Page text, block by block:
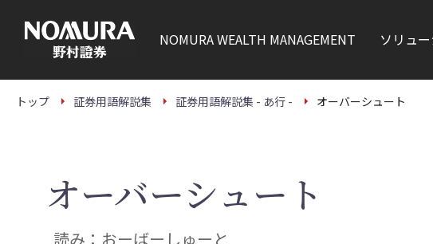
本
NOMURAWEALTH MANAGEMENT ソリュ
トップ 証券用語解説集 証券用語解説集 - あ行 - オーバーシュート
オーバーシュート
読み：おーばーしゅーと